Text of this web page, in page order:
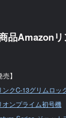
品Amazonリ
】
ンクC-13グリムロッ
オンプライム初号機